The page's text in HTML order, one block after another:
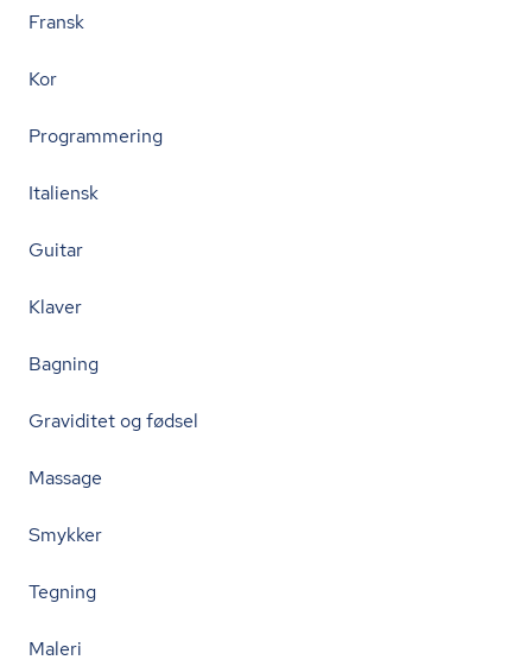
Fransk
Kor
Programmering
Italiensk
Guitar
Klaver
Bagning
Graviditet og fødsel
Massage
Smykker
Tegning
Maleri